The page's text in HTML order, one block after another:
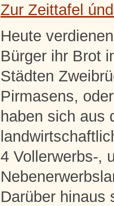
Zur Zeittafel
Heute
Bürger ihr Brot
Städten
Pirmasens,
haben sich aus
4 Vollerwerbs-,
Darüber hinaus